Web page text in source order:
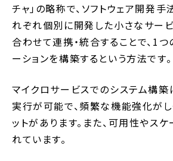
チャ」の略称で、ソフトウェア開発手
れぞれ個別に開発した小さなサー
合わせて連携・統合することで、1
ーションを構築するという方法です。
マイクロサービスでのシステム構築
実行が可能で、頻繁な機能強化がし
ットがあります。また、可用性やス
れています。